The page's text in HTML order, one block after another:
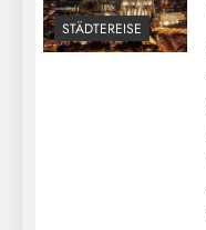
STÄDTEREISE